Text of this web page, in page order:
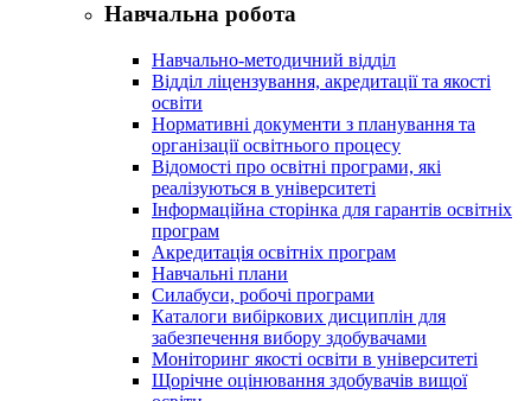
Навчальна робота
Навчально-методичний відділ
Відділ ліцензування, акредитації та якості
освіти
Нормативні документи з планування та
організації освітнього процесу
Відомості про освітні програми, які
реалізуються в університеті
Інформаційна сторінка для гарантів освітніх
програм
Акредитація освітніх програм
Навчальні плани
Силабуси, робочі програми
Каталоги вибіркових дисциплін для
забезпечення вибору здобувачами
Моніторинг якості освіти в університеті
Щорічне оцінювання здобувачів вищої